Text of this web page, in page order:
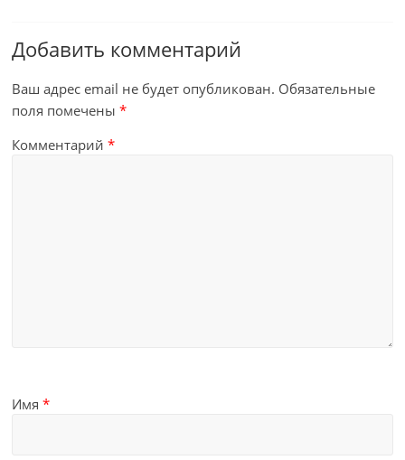
Добавить комментарий
Ваш адрес email не будет опубликован. Обязательные
поля помечены*
Комментарий*
Имя*